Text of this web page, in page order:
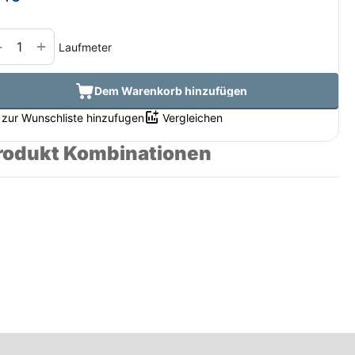
+ Laufmeter
Dem Warenkorb hinzufügen
zur Wunschliste hinzufugen
Vergleichen
Kombinationen